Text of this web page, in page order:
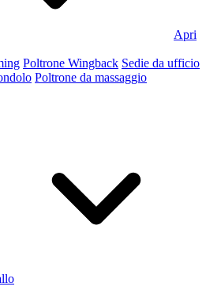
Apri
Poltrone Wingback Sedie da ufficio
Poltrone da massaggio